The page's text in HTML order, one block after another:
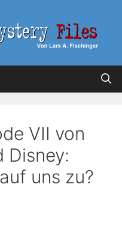
VII von
Disney:
uns zu?